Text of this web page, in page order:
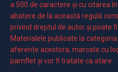
a 500 de caractere şi cu citarea
abatere de la această regulă
privind dreptul de autor și poate
Materialele publicate la
aferente acestora, marcate cu
pamflet și vor fi tratate ca atare.